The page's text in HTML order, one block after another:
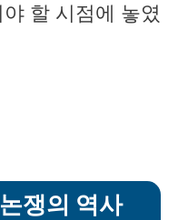
할 시점에 놓였
쟁의 역사